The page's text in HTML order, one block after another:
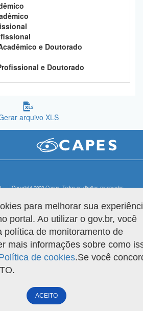
e Doutorado
e Doutorado
arquivo XLS
Copyright 2022 Capes. Todos os direitos reservados.
para melhorar sua
portal. Ao utilizar o gov.br, você
política de monitoramento de
mais informações sobre como
de cookies.Se você
ACEITO